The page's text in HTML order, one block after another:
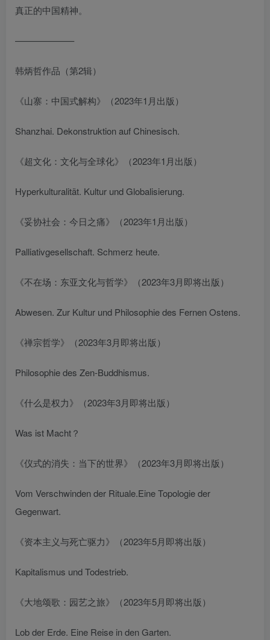
真正的中国精神。
——————–
韩炳哲作品（第2辑）
《山寨：中国式解构》（2023年1月出版）
Shanzhai. Dekonstruktion auf Chinesisch.
《超文化：文化与全球化》（2023年1月出版）
Hyperkulturalität. Kultur und Globalisierung.
《妥协社会：今日之痛》（2023年1月出版）
Palliativgesellschaft. Schmerz heute.
《不在场：东亚文化与哲学》（2023年3月即将出版）
Abwesen. Zur Kultur und Philosophie des Fernen Ostens.
《禅宗哲学》（2023年3月即将出版）
Philosophie des Zen-Buddhismus.
《什么是权力》（2023年3月即将出版）
Was ist Macht？
《仪式的消失：当下的世界》（2023年3月即将出版）
Vom Verschwinden der Rituale.Eine Topologie der
Gegenwart.
《资本主义与死亡驱力》（2023年5月即将出版）
Kapitalismus und Todestrieb.
《大地颂歌：园艺之旅》（2023年5月即将出版）
Lob der Erde. Eine Reise in den Garten.